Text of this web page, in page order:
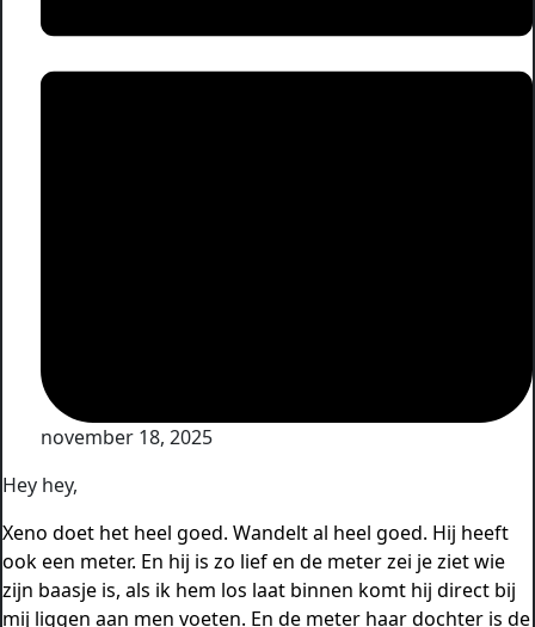
november 18, 2025
Hey hey,
Xeno doet het heel goed. Wandelt al heel goed. Hij heeft
ook een meter. En hij is zo lief en de meter zei je ziet wie
zijn baasje is, als ik hem los laat binnen komt hij direct bij
mij liggen aan men voeten. En de meter haar dochter is de